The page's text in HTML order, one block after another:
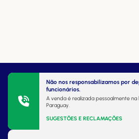
Não nos responsabilizamos por
funcionários.
A venda é realizada pessoalmente
Paraguay.
SUGESTÕES E RECLAMAÇÕES